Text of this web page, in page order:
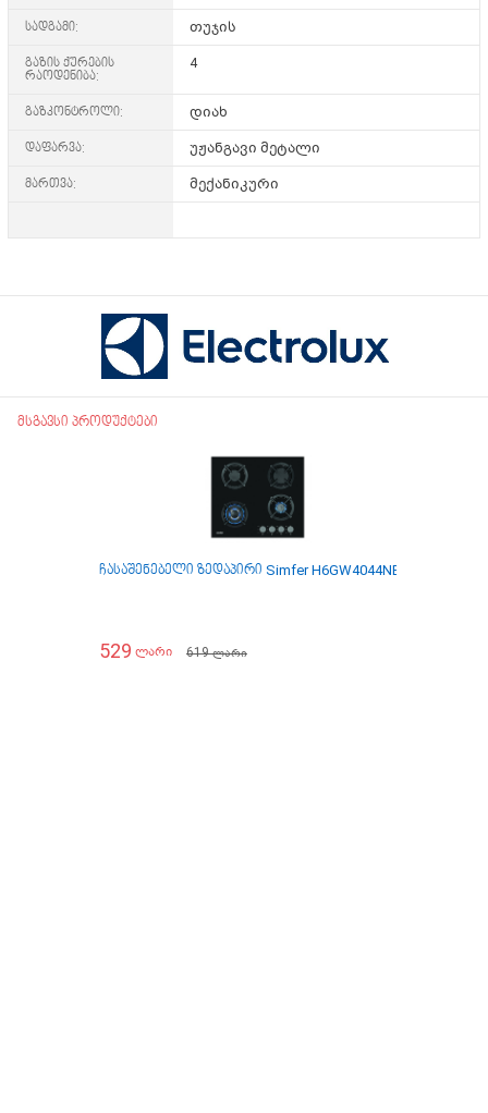
სადგამი: თუჯის
გაზის ქურების
რაოდენიბა:
4
გაზკონტროლი: დიახ
დაფარვა: უჟანგავი მეტალი
მართვა: მექანიკური
მსგავსი პროდუქტები
ჩასაშენებელი ზედაპირი Simfer H6GW4044NB
529 ლარი 619ლარი